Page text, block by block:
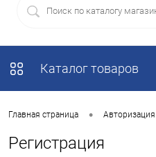
Каталог товаров
Главная страница • Авторизация
Регистрация